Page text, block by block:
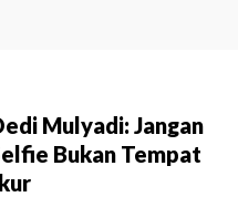
Mulyadi: Jangan
Bukan Tempat